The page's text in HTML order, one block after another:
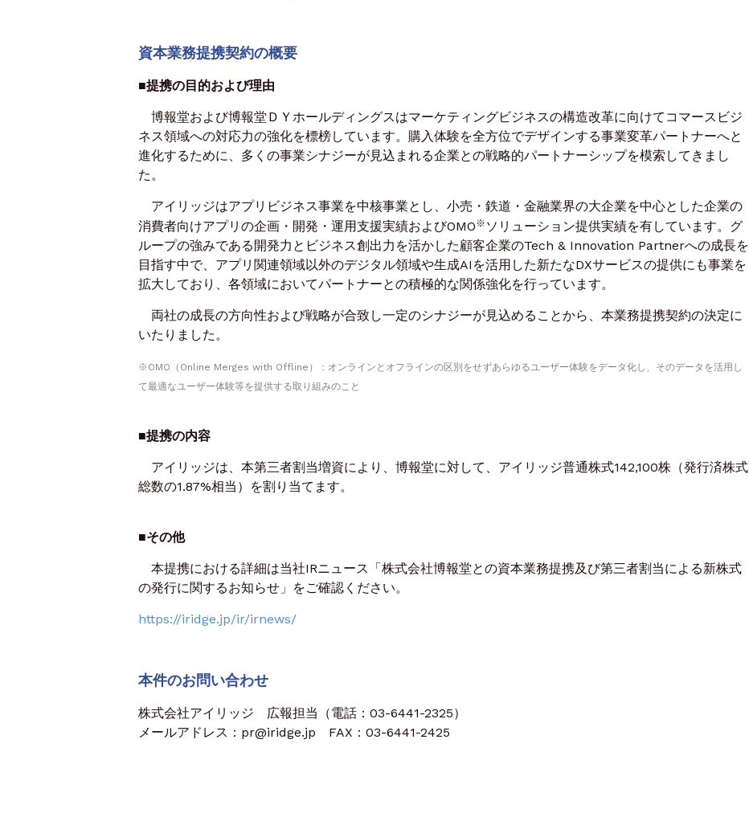
資本業務提携契約の概要
■提携の目的および理由
博報堂および博報堂ＤＹホールディングスはマーケティングビジネスの構造改革に向けてコマースビジ
ネス領域への対応力の強化を標榜しています。購入体験を全方位でデザインする事業変革パートナーへと
進化するために、多くの事業シナジーが見込まれる企業との戦略的パートナーシップを模索してきまし
た。
アイリッジはアプリビジネス事業を中核事業とし、小売・鉄道・金融業界の大企業を中心とした企業の
消費者向けアプリの企画・開発・運用支援実績およびOMO※ ソリューション提供実績を有しています。グ
ループの強みである開発力とビジネス創出力を活かした顧客企業のTech & Innovation Partnerへの成長を
目指す中で、アプリ関連領域以外のデジタル領域や生成AIを活用した新たなDXサービスの提供にも事業を
拡大しており、各領域においてパートナーとの積極的な関係強化を行っています。
両社の成長の方向性および戦略が合致し一定のシナジーが見込めることから、本業務提携契約の決定に
いたりました。
※OMO（Online Merges with Offline）：オンラインとオフラインの区別をせずあらゆるユーザー体験をデータ化し、そのデータを活用し
て最適なユーザー体験等を提供する取り組みのこと
■提携の内容
アイリッジは、本第三者割当増資により、博報堂に対して、アイリッジ普通株式142,100株（発行済株式
総数の1.87%相当）を割り当てます。
■その他
本提携における詳細は当社IRニュース「株式会社博報堂との資本業務提携及び第三者割当による新株式
の発行に関するお知らせ」をご確認ください。
https://iridge.jp/ir/irnews/
本件のお問い合わせ
株式会社アイリッジ 広報担当（電話：03-6441-2325）
メールアドレス：pr@iridge.jp FAX：03-6441-2425